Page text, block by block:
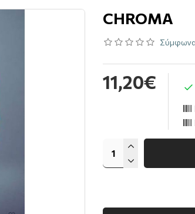
CHROMA
Σύμφωνα
11,20€